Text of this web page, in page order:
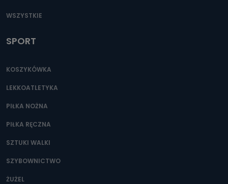
WSZYSTKIE
SPORT
KOSZYKÓWKA
LEKKOATLETYKA
PIŁKA NOŻNA
PIŁKA RĘCZNA
SZTUKI WALKI
SZYBOWNICTWO
ŻUŻEL